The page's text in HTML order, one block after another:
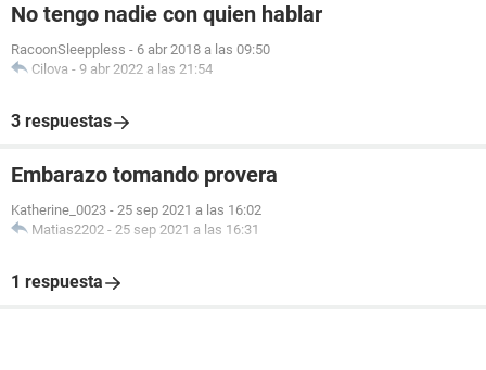
No tengo nadie con quien hablar
RacoonSleeppless - 6 abr 2018 a las 09:50
Cilova - 9 abr 2022 a las 21:54
3 respuestas
Embarazo tomando provera
Katherine_0023 - 25 sep 2021 a las 16:02
Matias2202 - 25 sep 2021 a las 16:31
1 respuesta